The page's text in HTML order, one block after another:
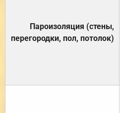
Пароизоляция (стены,
перегородки, пол, потолок)